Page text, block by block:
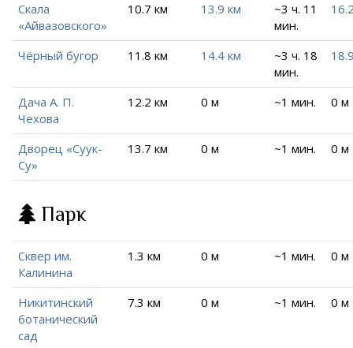
Скала
«Айвазовского»
10.7 км 13.9 км
~3 ч. 11
мин.
Чёрный бугор 11.8 км 14.4 км
~3 ч. 18
мин.
Дача А. П.
Чехова
12.2 км 0 м ~1 мин. 0 м
Дворец «Суук-
Су»
13.7 км 0 м ~1 мин. 0 м
Парк
Сквер им.
Калинина
1.3 км 0 м ~1 мин. 0 м
Никитинский
ботанический
сад
7.3 км 0 м ~1 мин. 0 м